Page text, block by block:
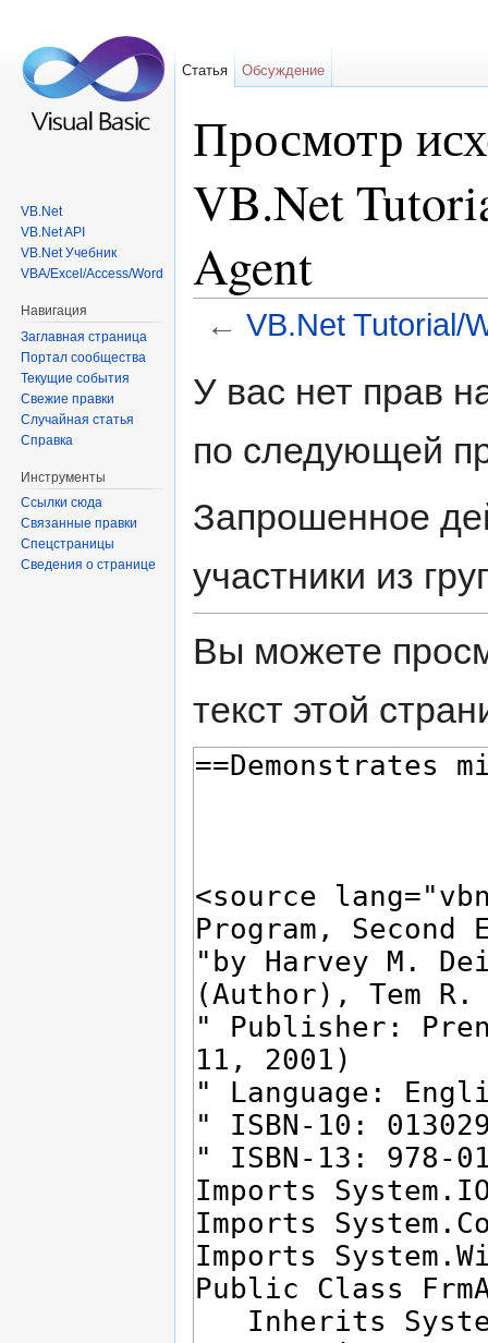
Просмотр
VB.Net
Agent
← VB.Net Tutorial/
У вас нет прав
по следующей
Запрошенное
участники из
Вы можете
текст этой
Статья Обсуждение
VB.Net
VB.Net API
VB.Net Учебник
VBA/Excel/Access/Word
Навигация
Заглавная страница
Портал сообщества
Текущие события
Свежие правки
Случайная статья
Справка
Инструменты
Ссылки сюда
Связанные правки
Спецстраницы
Сведения о странице